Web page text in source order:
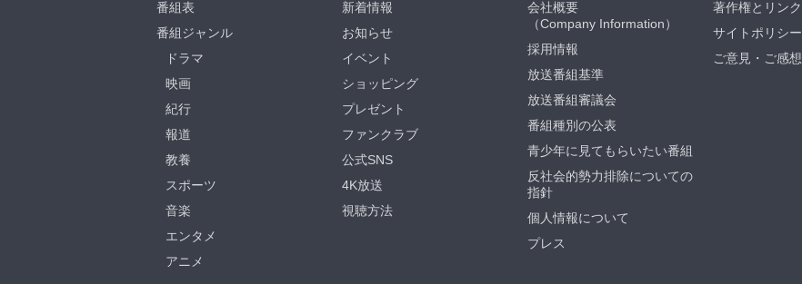
番組表
番組ジャンル
ドラマ
映画
紀行
報道
教養
スポーツ
音楽
エンタメ
アニメ
新着情報
お知らせ
イベント
ショッピング
プレゼント
ファンクラブ
公式SNS
4K放送
視聴方法
会社概要
（Company Information）
採用情報
放送番組基準
放送番組審議会
番組種別の公表
青少年に見てもらいたい番組
反社会的勢力排除についての
指針
個人情報について
プレス
著作権とリンク
サイトポリシー
ご意見・ご感想